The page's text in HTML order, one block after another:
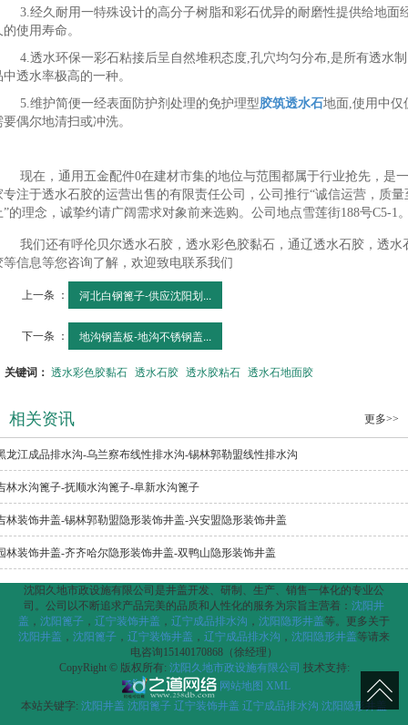
3.经久耐用一特殊设计的高分子树脂和彩石优异的耐磨性提供给地面
的使用寿命。
4.透水环保一彩石粘接后呈自然堆积态度,孔穴均匀分布,是所有透水制
中透水率极高的一种。
5.维护简便一经表面防护剂处理的免护理型胶筑透水石地面,使用中仅
要偶尔地清扫或冲洗。
现在，通用五金配件0在建材市集的地位与范围都属于行业抢先，是一
专注于透水石胶的运营出售的有限责任公司，公司推行“诚信运营，质量
”的理念，诚挚约请广阔需求对象前来选购。公司地点雪莲街188号C5-1
我们还有呼伦贝尔透水石胶，透水彩色胶黏石，通辽透水石胶，透水
等信息等您咨询了解，欢迎致电联系我们
上一条 ： 河北白钢篦子-供应沈阳划...
下一条 ： 地沟钢盖板-地沟不锈钢盖...
关键词： 透水彩色胶黏石 透水石胶 透水胶粘石 透水石地面胶
相关资讯 更多>>
龙江成品排水沟-乌兰察布线性排水沟-锡林郭勒盟线性排水沟
林水沟篦子-抚顺水沟篦子-阜新水沟篦子
林装饰井盖-锡林郭勒盟隐形装饰井盖-兴安盟隐形装饰井盖
林装饰井盖-齐齐哈尔隐形装饰井盖-双鸭山隐形装饰井盖
沈阳久地市政设施有限公司是井盖开发、研制、生产、销售一体化的专业公
司。公司以不断追求产品完美的品质和人性化的服务为宗旨主营着： 沈阳井
盖 ， 沈阳篦子 ， 辽宁装饰井盖 ， 辽宁成品排水沟 ， 沈阳隐形井盖等。更多关于
沈阳井盖 ， 沈阳篦子 ， 辽宁装饰井盖 ， 辽宁成品排水沟 ， 沈阳隐形井盖等请来
电咨询15140170868（徐经理）
CopyRight © 版权所有: 沈阳久地市政设施有限公司 技术支持:
网站地图 XML
本站关键字: 沈阳井盖 沈阳篦子 辽宁装饰井盖 辽宁成品排水沟 沈阳隐形井盖